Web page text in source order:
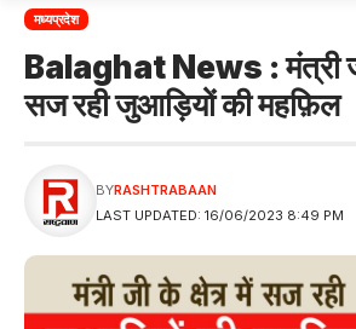
मध्यप्रदेश
Balaghat News : मंत्री
सज रही जुआड़ियों की महफ़िल
LAST UPDATED: 16/06/2023 8:49 PM
BYRASHTRABAAN